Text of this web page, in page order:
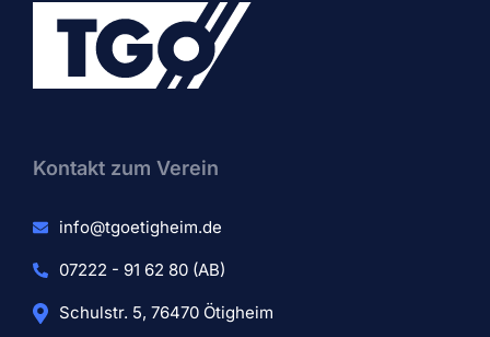
Kontakt zum Verein​
info@tgoetigheim.de
07222 - 91 62 80 (AB)
Schulstr. 5, 76470 Ötigheim